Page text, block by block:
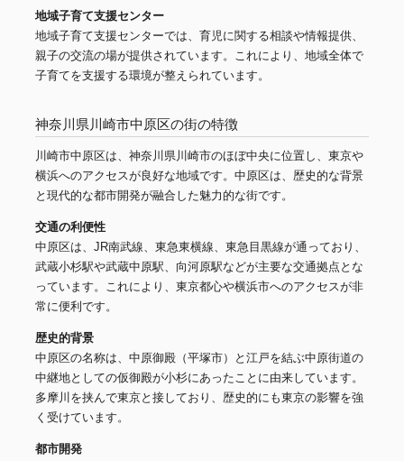
地域子育て支援センター
地域子育て支援センターでは、育児に関する相談や情報提供、
親子の交流の場が提供されています。これにより、地域全体で
子育てを支援する環境が整えられています。
神奈川県川崎市中原区の街の特徴
川崎市中原区は、神奈川県川崎市のほぼ中央に位置し、東京や
横浜へのアクセスが良好な地域です。中原区は、歴史的な背景
と現代的な都市開発が融合した魅力的な街です。
交通の利便性
中原区は、JR南武線、東急東横線、東急目黒線が通っており、
武蔵小杉駅や武蔵中原駅、向河原駅などが主要な交通拠点とな
っています。これにより、東京都心や横浜市へのアクセスが非
常に便利です。
歴史的背景
中原区の名称は、中原御殿（平塚市）と江戸を結ぶ中原街道の
中継地としての仮御殿が小杉にあったことに由来しています。
多摩川を挟んで東京と接しており、歴史的にも東京の影響を強
く受けています。
都市開発